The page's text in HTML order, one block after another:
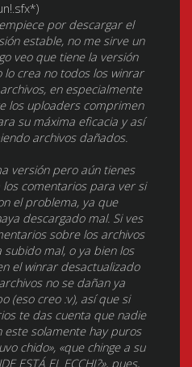
por descargar el
estable, no me sirve un
veo que tiene la versión
lo crea no todos los winrar
en especialmente
los uploaders comprimen
su máxima eficacia y así
archivos dañados.
versión pero aún tienes
comentarios para ver si
el problema, ya que
descargado mal. Si ves
sobre los archivos
subido mal, o ya bien los
el winrar desactualizado
no se dañan ya
(eso creo :v), así que si
te das cuenta que nadie
este solamente hay puros
chido», «que chinge a su
ESTÁ EL ECCHI?», pues,